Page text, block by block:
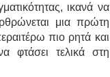
ικανά να
μια πρώτη
πιο ρητά και
φτάσει τελικά στη